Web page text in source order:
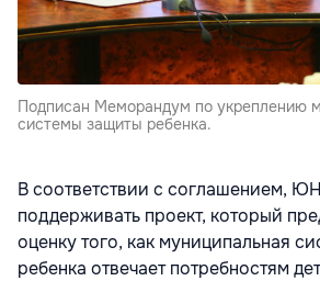
Подписан Меморандум по укреплению
системы защиты ребенка.
В соответствии с соглашением,
поддерживать проект, который
оценку того, как муниципальная
ребенка отвечает потребностям